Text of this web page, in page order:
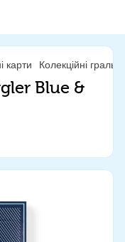
карти Колекційні
Blue &